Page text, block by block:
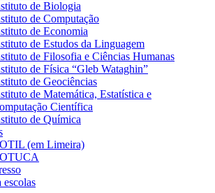
de Biologia
de Computação
de Economia
de Estudos da Linguagem
de Filosofia e Ciências Humanas
de Física “Gleb Wataghin”
de Geociências
de Matemática, Estatística e
Científica
de Química
(em Limeira)
escolas